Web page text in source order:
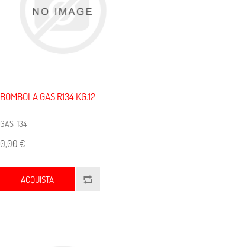
BOMBOLA GAS R134 KG.12
GAS-134
0,00 €
ACQUISTA